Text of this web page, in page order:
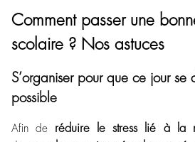
Comment passer une
scolaire ? Nos astuces
S’organiser pour que ce jour se
possible
Afin de réduire le stress lié à la